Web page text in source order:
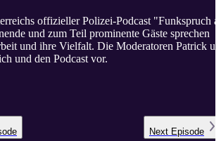
offizieller Polizei-Podcast "Funkspruch
und zum Teil prominente Gäste sprechen
und ihre Vielfalt. Die Moderatoren Patrick
und den Podcast vor.
Next Episode